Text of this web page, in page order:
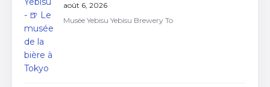
août 6, 2026
Musée Yebisu Yebisu Brewery To